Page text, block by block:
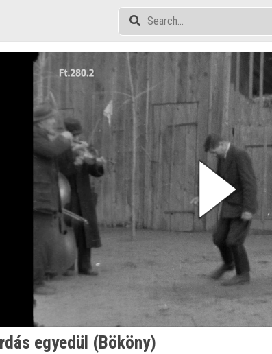
egyedül (Bököny)